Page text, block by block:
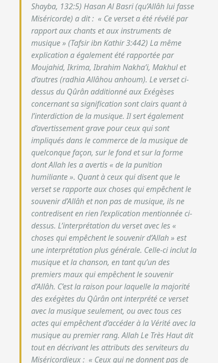
Shayba, 132:5) Hasan Al Basri (qu’Allâh lui fasse
Miséricorde) a dit : « Ce verset a été révélé par
rapport aux chants et aux instruments de
musique» (Tafsir ibn Kathir 3:442) La même
explication a également été rapportée par
Moujahid, Ikrima, Ibrahim Nakha’i, Makhul et
d’autres (radhia Allâhou anhoum). Le verset ci-
dessus du Qûrân additionné aux Exégèses
concernant sa signification sont clairs quant à
l’interdiction de la musique. Il sert également
d’avertissement grave pour ceux qui sont
impliqués dans le commerce de la musique de
quelconque façon, sur le fond et sur la forme
dont Allah les a avertis « de la punition
humiliante ». Quant à ceux qui disent que le
verset se rapporte aux choses qui empêchent le
souvenir d’Allâh et non pas de musique, ils ne
contredisent en rien l’explication mentionnée ci-
dessus. L’interprétation du verset avec les «
choses qui empêchent le souvenir d’Allah » est
une interprétation plus générale. Celle-ci inclut la
musique et la chanson, en tant qu’un des
premiers maux qui empêchent le souvenir
d’Allâh. C’est la raison pour laquelle la majorité
des exégètes du Qûrân ont interprété ce verset
avec la musique seulement, ou avec tous ces
actes qui empêchent d’accéder à la Vérité avec la
musique au premier rang. Allah Le Très Haut dit
tout en décrivant les attributs des serviteurs du
Miséricordieux : « Ceux qui ne donnent pas de